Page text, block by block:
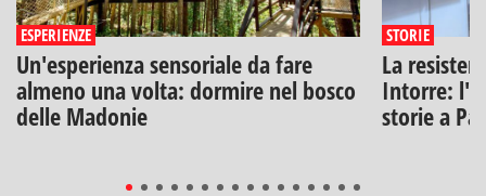
ESPERIENZE
Un'esperienza sensoriale da fare
almeno una volta: dormire nel bosco
delle Madonie
STORIE
La
Intorre:
storie a